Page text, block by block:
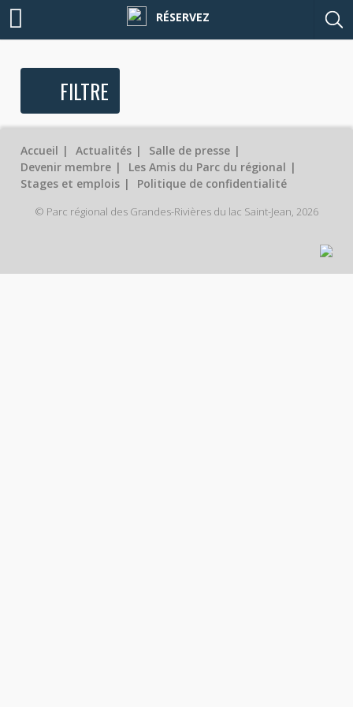
RÉSERVEZ
FILTRE
Accueil Actualités
Salle de presse
Devenir membre
Les Amis du Parc du régional
Stages et emplois
Politique de confidentialité
© Parc régional des Grandes-Rivières du lac Saint-Jean, 2026